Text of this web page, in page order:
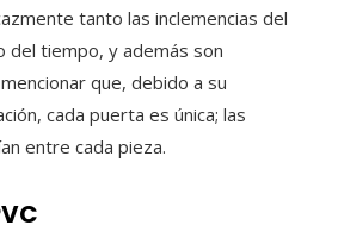
tanto las inclemencias del
del tiempo, y además son
que, debido a su
cada puerta es única; las
entre cada pieza.